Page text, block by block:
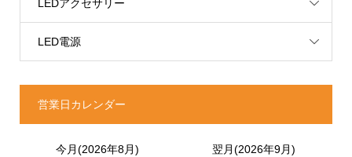
LEDアクセサリー
LED電源
営業日カレンダー
今月(2026年8月)
翌月(2026年9月)